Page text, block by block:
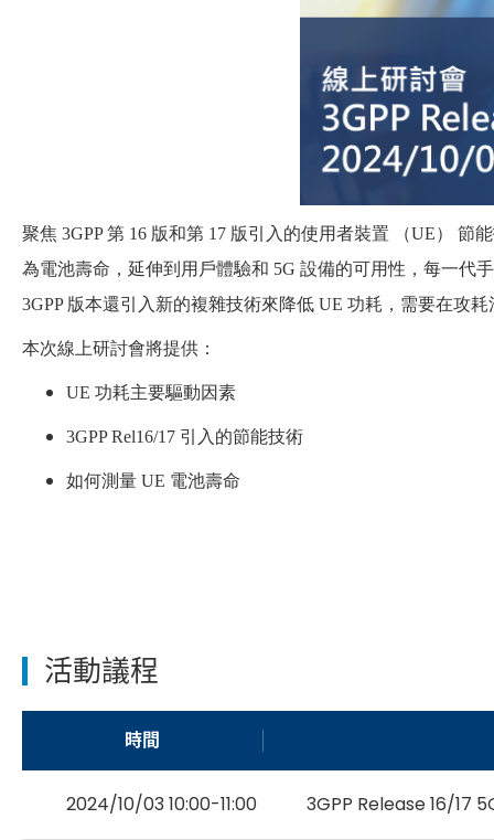
聚焦 3GPP 第 16 版和第 17 版引入的使用者裝置 （UE）
為電池壽命，延伸到用戶體驗和 5G 設備的可用性，每一
3GPP 版本還引入新的複雜技術來降低 UE 功耗，需要在攻
本次線上研討會將提供：
UE 功耗主要驅動因素
3GPP Rel16/17 引入的節能技術
如何測量 UE 電池壽命
活動議程
時間
2024/10/03 10:00-11:00 3GPP Release 16/17